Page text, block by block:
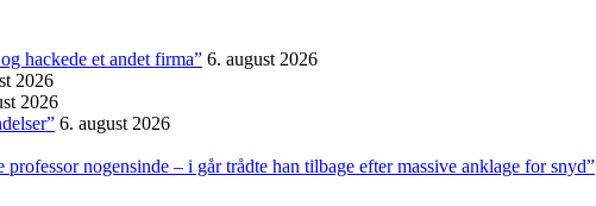
hackede et andet firma” 6. august 2026
2026
2026
6. august 2026
nogensinde – i går trådte han tilbage efter massive anklage for snyd”